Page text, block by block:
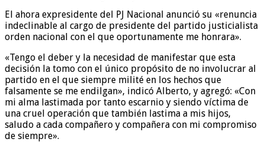
El ahora expresidente del PJ Nacional anunció su «renuncia
indeclinable al cargo de presidente del partido justicialista
orden nacional con el que oportunamente me honrara».
«Tengo el deber y la necesidad de manifestar que esta
decisión la tomo con el único propósito de no involucrar al
partido en el que siempre milité en los hechos que
falsamente se me endilgan», indicó Alberto, y agregó: «Con
mi alma lastimada por tanto escarnio y siendo víctima de
una cruel operación que también lastima a mis hijos,
saludo a cada compañero y compañera con mi compromiso
de siempre».